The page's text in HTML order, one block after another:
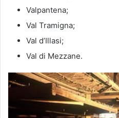
Valpantena;
Val Tramigna;
Val d’Illasi;
Val di Mezzane.